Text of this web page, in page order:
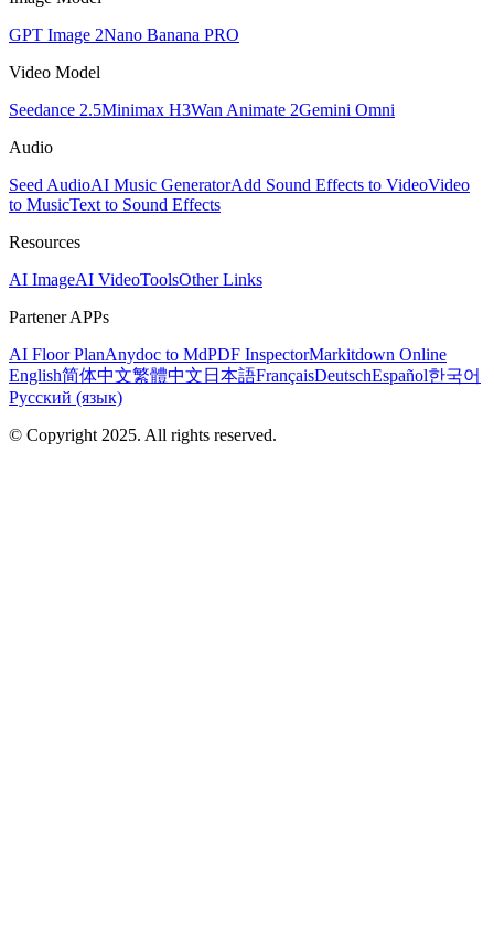
GPT Image 2Nano Banana PRO
Video Model
Seedance 2.5Minimax H3Wan Animate 2Gemini Omni
Audio
Seed AudioAI Music GeneratorAdd Sound Effects to VideoVideo
to MusicText to Sound Effects
Resources
AI ImageAI VideoToolsOther Links
Partener APPs
AI Floor PlanAnydoc to MdPDF InspectorMarkitdown Online
English简体中文繁體中文 日本語FrançaisDeutschEspañol한국어
Русский (язык)
© Copyright 2025. All rights reserved.